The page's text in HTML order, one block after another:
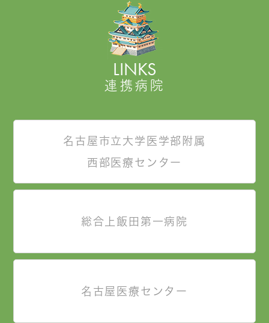
LINKS
連携病院
名古屋市立大学医学部附属
西部医療センター
総合上飯田第一病院
名古屋医療センター